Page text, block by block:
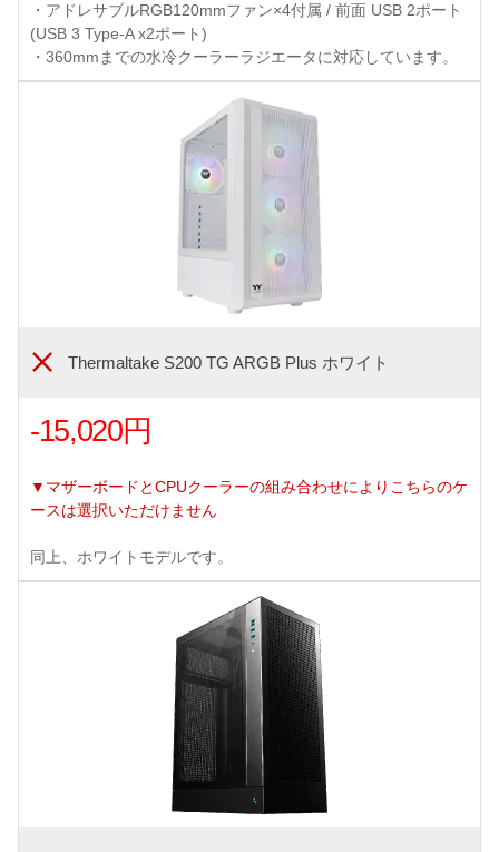
・アドレサブルRGB120mmファン×4付属 / 前面 USB 2ポート
(USB 3 Type-A x2ポート)
・360mmまでの水冷クーラーラジエータに対応しています。
Thermaltake S200 TG ARGB Plus ホワイト
-15,020円
▼マザーボードとCPUクーラーの組み合わせによりこちらのケ
ースは選択いただけません
同上、ホワイトモデルです。